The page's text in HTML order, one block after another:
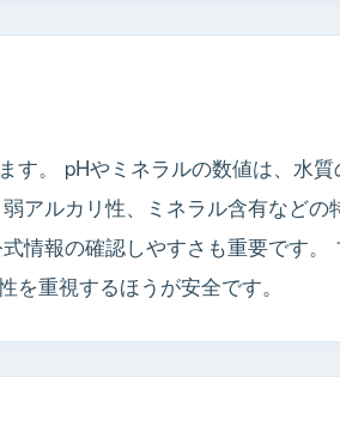
す。 pHやミネラルの数値は、水質
ルカリ性、ミネラル含有などの
情報の確認しやすさも重要です。
重視するほうが安全です。